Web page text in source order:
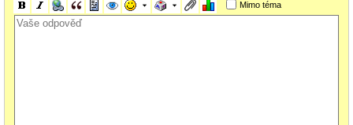
Mimo téma